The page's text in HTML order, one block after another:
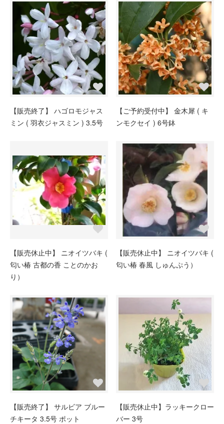
【販売終了】 ハゴロモジャス
ミン ( 羽衣ジャスミン ) 3.5号
【ご予約受付中】 金木犀 ( キ
ンモクセイ ) 6号鉢
【販売休止中】 ニオイツバキ (
匂い椿 古都の香 ことのかお
り）
【販売休止中】 ニオイツバキ (
匂い椿 春風 しゅんぷう）
【販売終了】 サルビア ブルー
チキータ 3.5号 ポット
【販売休止中】ラッキークロー
バー 3号